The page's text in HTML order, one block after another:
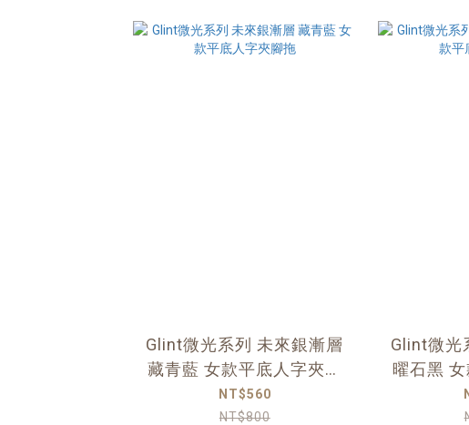
Glint微光系列 未來銀漸層
藏青藍 女款平底人字夾腳
拖
NT$560
NT$800
Glint微光
曜石黑 女